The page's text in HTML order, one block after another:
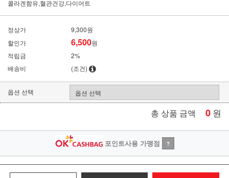
콜라겐함유,혈관건강,다이어트
정상가
9,300원
할인가
6,500원
적립금
2%
배송비
(조건)
옵션 선택
총 상품 금액 0 원
포인트사용 가맹점 ?